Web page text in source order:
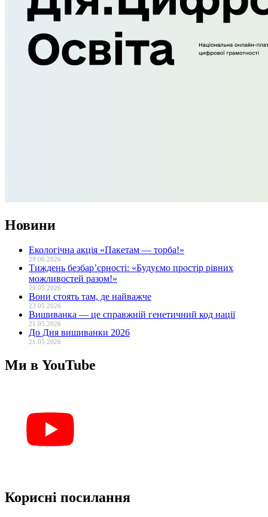
Новини
Екологічна акція «Пакетам — торба!»
29.06.2026
Тиждень безбар’єрності: «Будуємо простір рівних
можливостей разом!»
29.05.2026
Вони стоять там, де найважче
23.05.2026
Вишиванка — це справжній генетичний код нації
21.05.2026
До Дня вишиванки 2026
21.05.2026
Ми в YouTube
Корисні посилання